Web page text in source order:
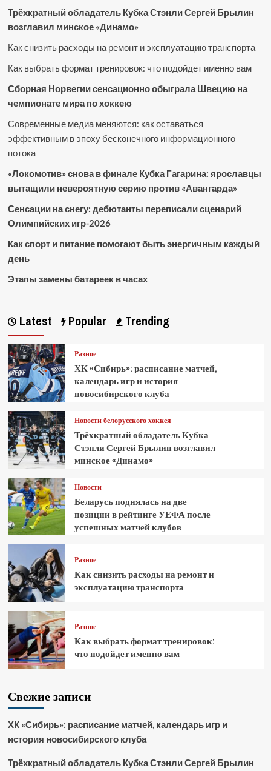
Трёхкратный обладатель Кубка Стэнли Сергей Брылин
возглавил минское «Динамо»
Как снизить расходы на ремонт и эксплуатацию транспорта
Как выбрать формат тренировок: что подойдет именно вам
Сборная Норвегии сенсационно обыграла Швецию на
чемпионате мира по хоккею
Современные медиа меняются: как оставаться
эффективным в эпоху бесконечного информационного
потока
«Локомотив» снова в финале Кубка Гагарина: ярославцы
вытащили невероятную серию против «Авангарда»
Сенсации на снегу: дебютанты переписали сценарий
Олимпийских игр-2026
Как спорт и питание помогают быть энергичным каждый
день
Этапы замены батареек в часах
Latest Popular Trending
Разное
ХК «Сибирь»: расписание матчей,
календарь игр и история
новосибирского клуба
Новости белорусского хоккея
Трёхкратный обладатель Кубка
Стэнли Сергей Брылин возглавил
минское «Динамо»
Новости
Беларусь поднялась на две
позиции в рейтинге УЕФА после
успешных матчей клубов
Разное
Как снизить расходы на ремонт и
эксплуатацию транспорта
Разное
Как выбрать формат тренировок:
что подойдет именно вам
Свежие записи
ХК «Сибирь»: расписание матчей, календарь игр и
история новосибирского клуба
Трёхкратный обладатель Кубка Стэнли Сергей Брылин